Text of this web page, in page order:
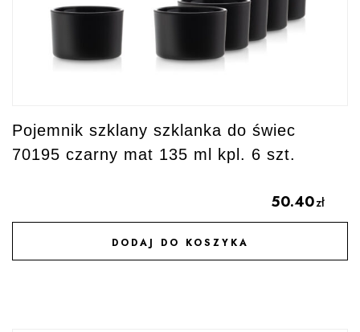
Pojemnik szklany szklanka do świec
70195 czarny mat 135 ml kpl. 6 szt.
50.40zł
DODAJ DO KOSZYKA
DODAJ DO ULUBIONYCH